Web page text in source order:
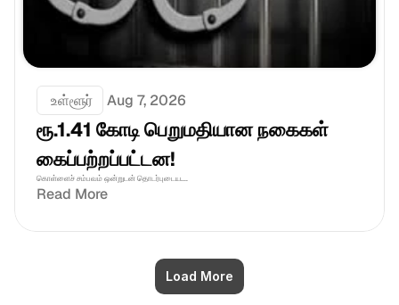
உள்ளூர் Aug 7, 2026
ரூ.1.41 கோடி பெறுமதியான நகைகள்
கைப்பற்றப்பட்டன!
கொள்ளைச் சம்பவம் ஒன்றுடன் தொடர்புடைய....
Read More
Load More